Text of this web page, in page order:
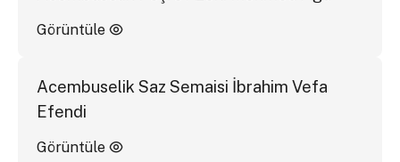
Görüntüle
Acembuselik Saz Semaisi İbrahim Vefa
Efendi
Görüntüle